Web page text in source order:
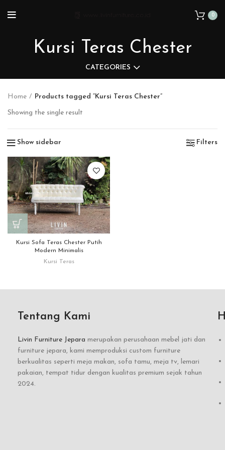
0
Kursi Teras Chester
CATEGORIES
Home Products tagged “Kursi Teras Chester”
Showing the single result
Show sidebar Filters
Kursi Sofa Teras Chester Putih
Modern Minimalis
Kursi Teras
Tentang Kami
Livin Furniture Jepara merupakan perusahaan mebel jati dan
furniture jepara, kami memproduksi custom furniture
berkualitas seperti meja makan, sofa tamu, meja tv, lemari
pakaian, tempat tidur dengan kualitas premium sejak tahun
2024.